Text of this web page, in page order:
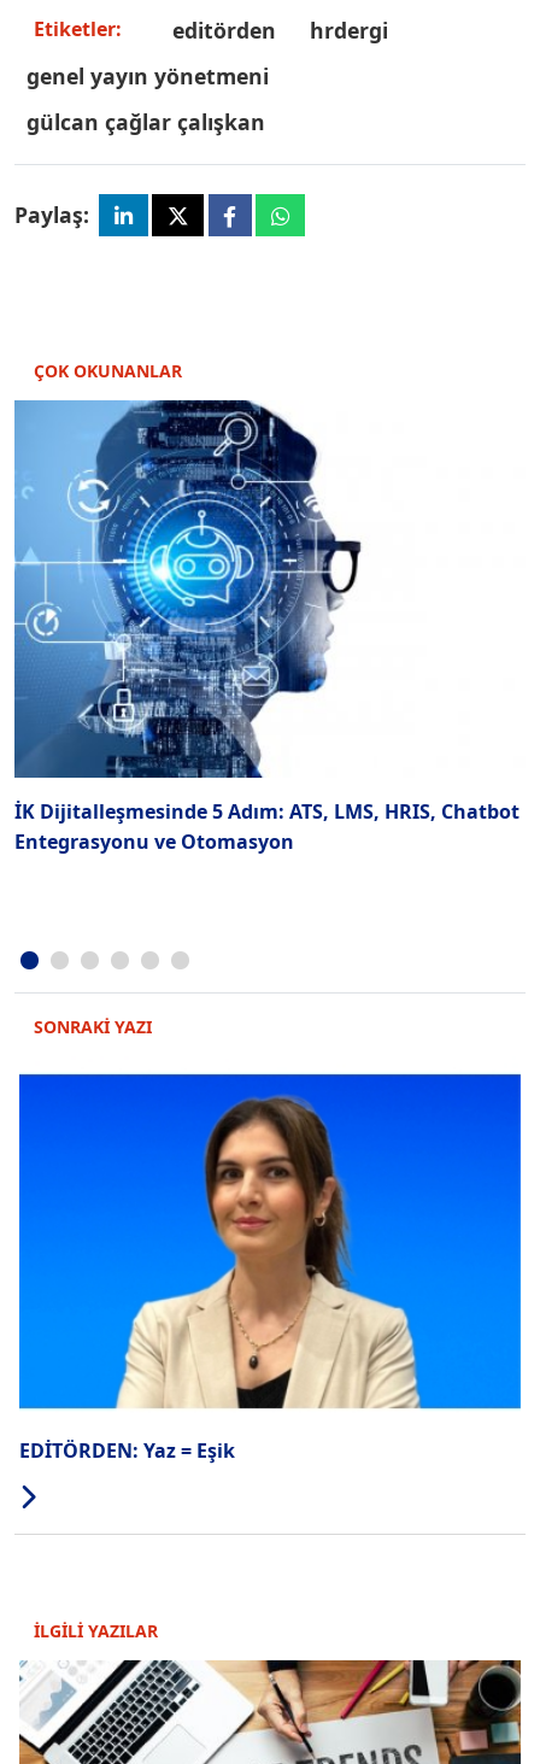
Etiketler: editörden
hrdergi
genel yayın yönetmeni
gülcan çağlar çalışkan
Paylaş:
ÇOK OKUNANLAR
İK Dijitalleşmesinde 5 Adım: ATS, LMS, HRIS, Chatbot
Entegrasyonu ve Otomasyon
SONRAKİ YAZI
EDİTÖRDEN: Yaz = Eşik
İLGİLİ YAZILAR